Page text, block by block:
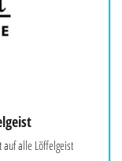
auf alle Löffelgeist